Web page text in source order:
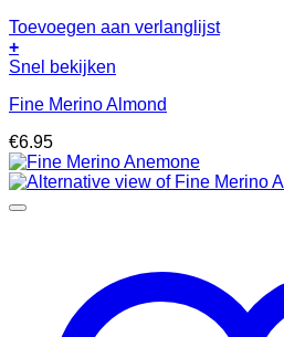
Toevoegen aan verlanglijst
+
Snel bekijken
Fine Merino Almond
€6.95